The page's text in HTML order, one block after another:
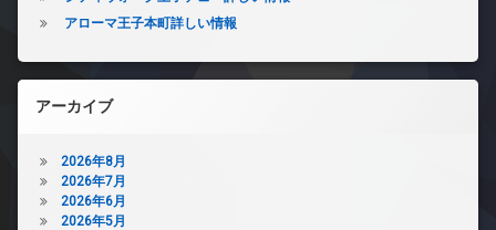
アローマ王子本町詳しい情報
アーカイブ
2026年8月
2026年7月
2026年6月
2026年5月